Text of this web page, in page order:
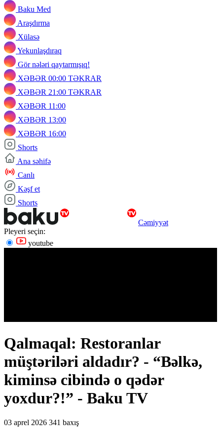
Baku Med
Araşdırma
Xülasə
Yekunlaşdıraq
Gör nələri qaytarmışıq!
XƏBƏR 00:00 TƏKRAR
XƏBƏR 21:00 TƏKRAR
XƏBƏR 11:00
XƏBƏR 13:00
XƏBƏR 16:00
Shorts
Ana səhifə
Canlı
Kəşf et
Shorts
Cəmiyyət
Pleyeri seçin:
youtube
Qalmaqal: Restoranlar
müştəriləri aldadır? - “Bəlkə,
kiminsə cibində o qədər
yoxdur?!” - Baku TV
03 aprel 2026 341 baxış